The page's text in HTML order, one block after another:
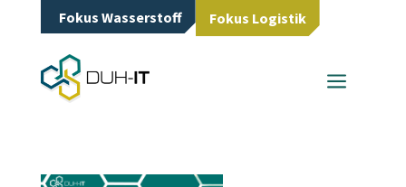
Fokus Wasserstoff Fokus Logistik
a